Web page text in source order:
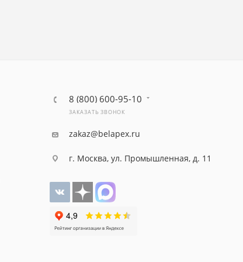
8 (800) 600-95-10
ЗАКАЗАТЬ ЗВОНОК
zakaz@belapex.ru
г. Москва, ул. Промышленная, д. 11